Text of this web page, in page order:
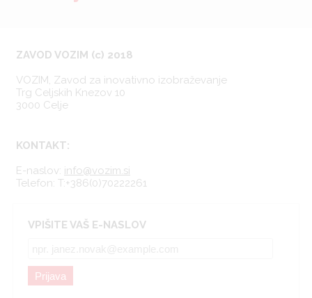
ZAVOD VOZIM (c) 2018
VOZIM, Zavod za inovativno izobraževanje
Trg Celjskih Knezov 10
3000 Celje
KONTAKT:
E-naslov: info@vozim.si
Telefon: T:+386(0)70222261
VPIŠITE VAŠ E-NASLOV
Prijava